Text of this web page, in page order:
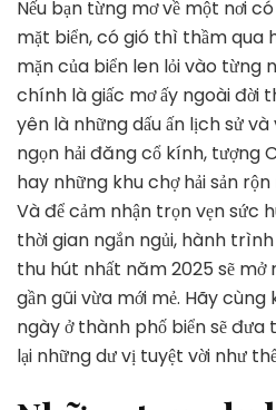
Tàu
1
Ngày
Thu
Hút
Nhất
Năm
2025
Nếu bạn từng mơ về một nơi
mặt biển, có gió thì thầm qua
mặn của biển len lỏi vào từng
chính là giấc mơ ấy ngoài đời
yên là những dấu ấn lịch sử
ngọn hải đăng cổ kính, tượng
hay những khu chợ hải sản
Và để cảm nhận trọn vẹn sức
thời gian ngắn ngủi, hành trình
thu hút nhất năm 2025 sẽ mở
gần gũi vừa mới mẻ. Hãy
ngày ở thành phố biển sẽ
lại những dư vị tuyệt vời như